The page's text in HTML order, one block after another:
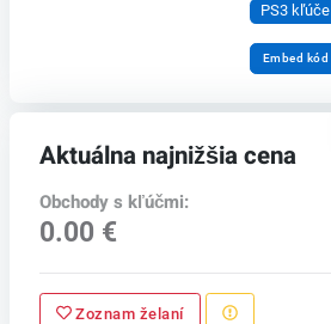
PS3 kľúče
Embed kód
Aktuálna najnižšia cena
Obchody s kľúčmi:
0.00 €
Zoznam želaní